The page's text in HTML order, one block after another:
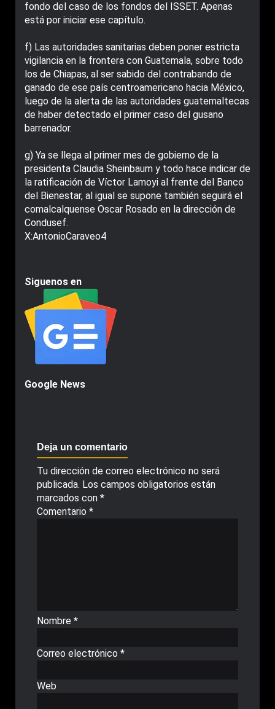
fondo del caso de los fondos del ISSET. Apenas
está por iniciar ese capítulo.
f) Las autoridades sanitarias deben poner estricta
vigilancia en la frontera con Guatemala, sobre todo
los de Chiapas, al ser sabido del contrabando de
ganado de ese país centroamericano hacia México,
luego de la alerta de las autoridades guatemaltecas
de haber detectado el primer caso del gusano
barrenador.
g) Ya se llega al primer mes de gobierno de la
presidenta Claudia Sheinbaum y todo hace indicar de
la ratificación de Víctor Lamoyi al frente del Banco
del Bienestar, al igual se supone también seguirá el
comalcalquense Oscar Rosado en la dirección de
Condusef.
X:AntonioCaraveo4
Siguenos en
Google News
Deja un comentario
Tu dirección de correo electrónico no será
publicada. Los campos obligatorios están
marcados con *
Comentario *
Nombre *
Correo electrónico *
Web